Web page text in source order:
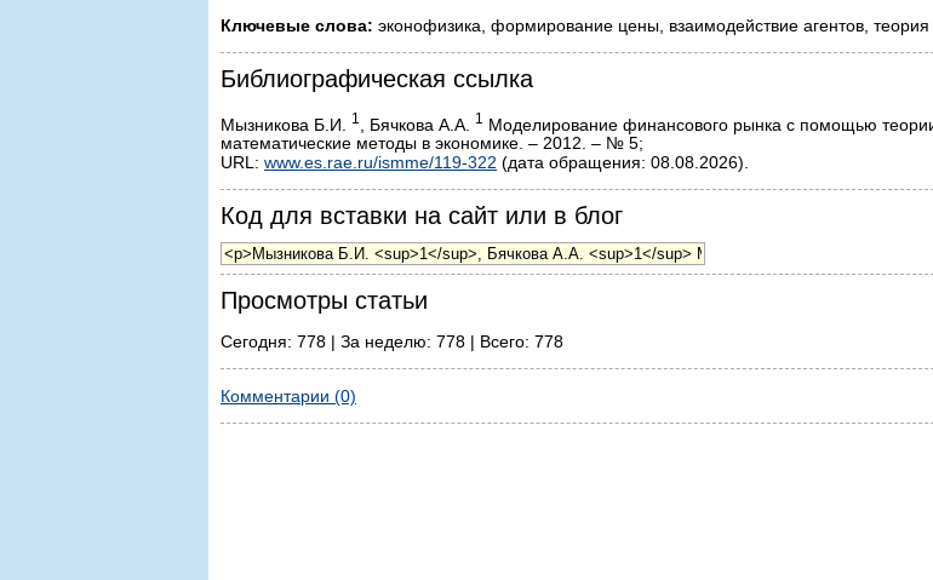
Ключевые слова: эконофизика, формирование цены, взаимодействие агентов,
Библиографическая ссылка
Мызникова Б.И. 1 , Бячкова А.А. 1
Моделирование финансового рынка с помощью
математические методы в экономике. – 2012. – № 5;
URL: www.es.rae.ru/ismme/119-322 (дата обращения: 08.08.2026).
Код для вставки на сайт или в блог
Просмотры статьи
Сегодня: 778 | За неделю: 778 | Всего: 778
Комментарии (0)